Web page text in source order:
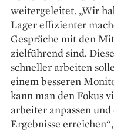
weitergeleitet. „Wir
Lager effizienter
Gespräche mit den
zielführend sind.
schneller ­arbeiten
einem besseren
kann man den Fokus
arbeiter anpassen
Ergebnisse